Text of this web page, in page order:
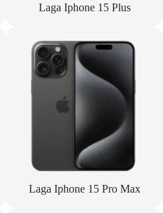
Laga Iphone 15 Plus
Laga Iphone 15 Pro Max